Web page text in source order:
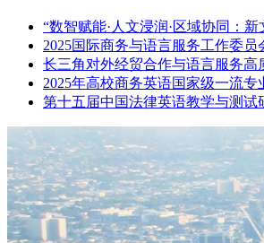
“数智赋能·人文浸润·区域协同：
2025国际商务与语言服务工作委
长三角对外经贸合作与语言服务
2025年高校商务英语国家级一流
第十五届中国法律英语教学与测